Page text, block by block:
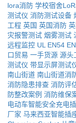
lora消防 学校宿舍
测试仪 消防测试设备
工程 英国 英国消防
灾报警测试 烟雾测试
远程监控 UL EN54
口贸易 一手货源 源头
测试仪 带显示屏测试
南山街道 南山街道消
消防隐患排查 消防评
防整改案例 消防维保
电动车智能安全充电
厂家 马来西亚智能插